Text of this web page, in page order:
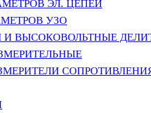
ЭЛ. ЦЕПЕЙ
УЗО
И ВЫСОКОВОЛЬТНЫЕ